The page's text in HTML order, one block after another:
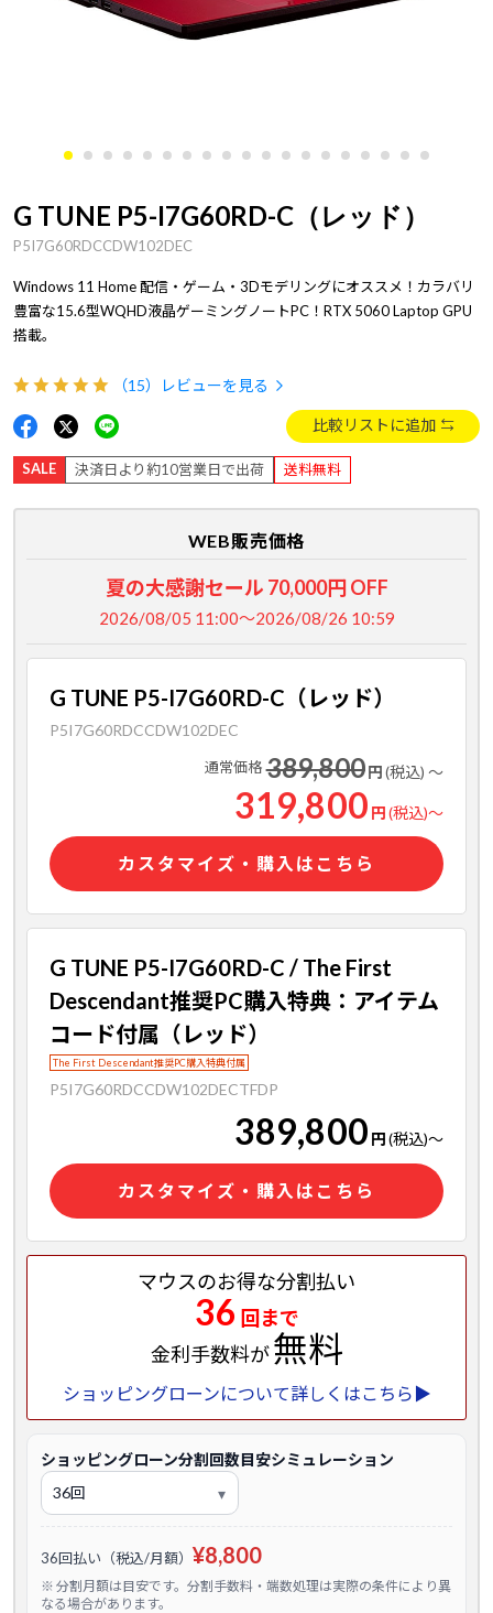
G TUNE P5-I7G60RD-C（レッド）
P5I7G60RDCCDW102DEC
Windows 11 Home 配信・ゲーム・3Dモデリングにオススメ！カラバリ
豊富な15.6型WQHD液晶ゲーミングノートPC！RTX 5060 Laptop GPU
搭載。
（15） レビューを見る
比較リストに追加
SALE 決済日より約10営業日で出荷 送料無料
WEB販売価格
夏の大感謝セール 70,000円 OFF
2026/08/05 11:00～2026/08/26 10:59
G TUNE P5-I7G60RD-C（レッド）
P5I7G60RDCCDW102DEC
通常価格 389,800円(税込) ～
319,800 円(税込)～
カスタマイズ・購入はこちら
G TUNE P5-I7G60RD-C / The First
Descendant推奨PC購入特典：アイテム
コード付属（レッド）
The First Descendant推奨PC購入特典付属
P5I7G60RDCCDW102DECTFDP
389,800 円(税込)～
カスタマイズ・購入はこちら
マウスのお得な分割払い
36 回まで
金利手数料が無料
ショッピングローンについて詳しくはこちら▶
ショッピングローン分割回数目安シミュレーション
36回払い（税込/月額） ¥8,800
※ 分割月額は目安です。分割手数料・端数処理は実際の条件により異
なる場合があります。